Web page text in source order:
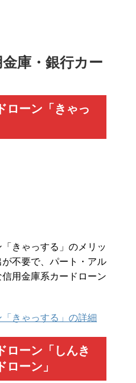
庫・銀行カー
ローン「きゃっ
きゃっする」のメリッ
が不要で、パート・アル
用金庫系カードローン
きゃっする」の詳細
ローン「しんき
ーン」